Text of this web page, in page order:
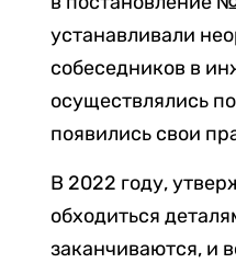
устанавливали
собеседников в
осуществлялись
появились свои
В 2022 году,
обходиться
заканчиваются, и